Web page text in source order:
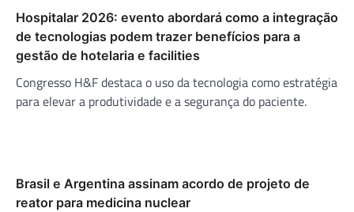
Hospitalar 2026: evento abordará como a integração
de tecnologias podem trazer benefícios para a
gestão de hotelaria e facilities
Congresso H&F destaca o uso da tecnologia como estratégia
para elevar a produtividade e a segurança do paciente.
Brasil e Argentina assinam acordo de projeto de
reator para medicina nuclear